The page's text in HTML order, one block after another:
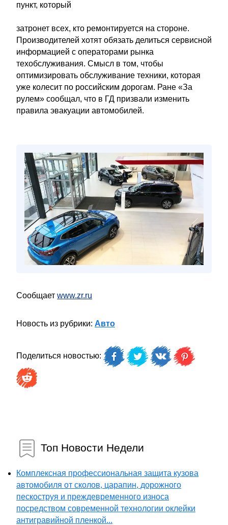
пункт, который
затронет всех, кто ремонтируется на стороне.
Производителей хотят обязать делиться сервисной
информацией с операторами рынка
техобслуживания. Смысл в том, чтобы
оптимизировать обслуживание техники, которая
уже колесит по российским дорогам. Ране «За
рулем» сообщал, что в ГД призвали изменить
правила эвакуации автомобилей.
Сообщает www.zr.ru
Новость из рубрики: Авто
Поделиться новостью:
Топ Новости Недели
Комплексная профессиональная защита кузова
автомобиля от сколов, царапин, дорожного
пескоструя и преждевременного износа
посредством современной технологии оклейки
антигравийной пленкой...